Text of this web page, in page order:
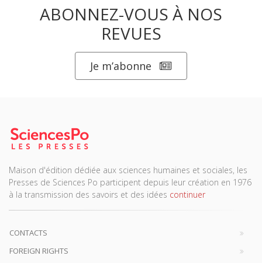
ABONNEZ-VOUS À NOS
REVUES
Je m’abonne
Maison d'édition dédiée aux sciences humaines et sociales, les
Presses de Sciences Po participent depuis leur création en 1976
à la transmission des savoirs et des idées continuer
CONTACTS
FOREIGN RIGHTS